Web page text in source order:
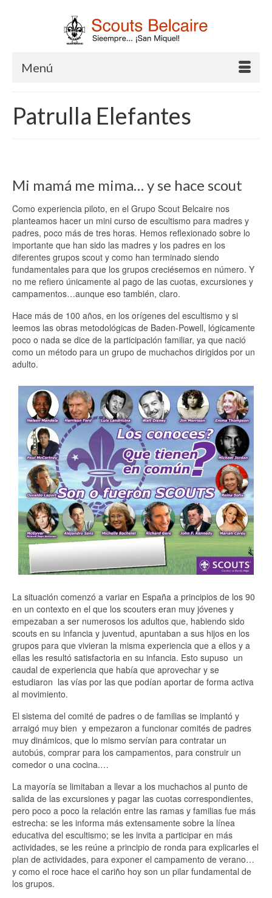
Menú
Patrulla Elefantes
Mi mamá me mima… y se hace scout
Como experiencia piloto, en el Grupo Scout Belcaire nos
planteamos hacer un mini curso de escultismo para madres y
padres, poco más de tres horas. Hemos reflexionado sobre lo
importante que han sido las madres y los padres en los
diferentes grupos scout y como han terminado siendo
fundamentales para que los grupos creciésemos en número. Y
no me refiero únicamente al pago de las cuotas, excursiones y
campamentos…aunque eso también, claro.
Hace más de 100 años, en los orígenes del escultismo y si
leemos las obras metodológicas de Baden-Powell, lógicamente
poco o nada se dice de la participación familiar, ya que nació
como un método para un grupo de muchachos dirigidos por un
adulto.
La situación comenzó a variar en España a principios de los 90
en un contexto en el que los scouters eran muy jóvenes y
empezaban a ser numerosos los adultos que, habiendo sido
scouts en su infancia y juventud, apuntaban a sus hijos en los
grupos para que vivieran la misma experiencia que a ellos y a
ellas les resultó satisfactoria en su infancia. Esto supuso un
caudal de experiencia que había que aprovechar y se
estudiaron las vías por las que podían aportar de forma activa
al movimiento.
El sistema del comité de padres o de familias se implantó y
arraigó muy bien y empezaron a funcionar comités de padres
muy dinámicos, que lo mismo servían para contratar un
autobús, comprar para los campamentos, para construir un
comedor o una cocina.…
La mayoría se limitaban a llevar a los muchachos al punto de
salida de las excursiones y pagar las cuotas correspondientes,
pero poco a poco la relación entre las ramas y familias fue más
estrecha: se les informa más extensamente sobre la línea
educativa del escultismo; se les invita a participar en más
actividades, se les reúne a principio de ronda para explicarles el
plan de actividades, para exponer el campamento de verano…
y como el roce hace el cariño hoy son un pilar fundamental de
los grupos.